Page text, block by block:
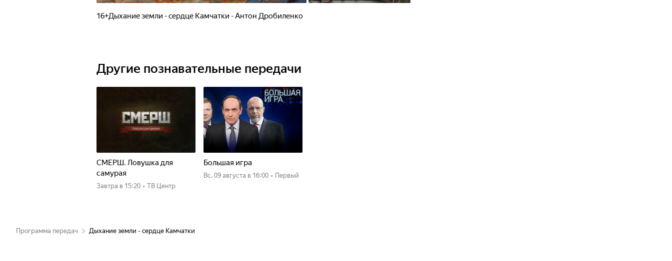
16+Дыхание земли - cердце Камчатки - Антон Дробиленко
Другие познавательные передачи
СМЕРШ. Ловушка для
самурая
Завтра в 15:20 • ТВ Центр
Большая игра
вс, 09 августа в 16:00 • Первый
Программа передач Дыхание земли - cердце Камчатки